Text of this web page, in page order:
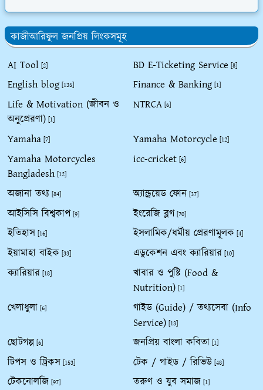
কাজীআরিফুল জনপ্রিয় লিংকসমূহ
AI Tool [2] BD E-Ticketing Service [8]
English blog [135] Finance & Banking [1]
Life & Motivation (জীবন ও
অনুপ্রেরণা) [1]
NTRCA [6]
Yamaha [7] Yamaha Motorcycle [12]
Yamaha Motorcycles
Bangladesh [12]
icc-cricket [6]
অজানা তথ্য [84] অ্যান্ড্রয়েড ফোন [37]
আইসিসি বিশ্বকাপ [9] ইংরেজি ব্লগ [70]
ইতিহাস [16] ইসলামিক/ধর্মীয় প্রেরণামূলক [4]
ইয়ামাহা বাইক [33] এডুকেশন এবং ক্যারিয়ার [10]
ক্যারিয়ার [18]
খাবার ও পুষ্টি (Food &
Nutrition) [1]
খেলাধুলা [6]
গাইড (Guide) / তথ্যসেবা (Info
Service) [13]
ছোটগল্প [6] জনপ্রিয় বাংলা কবিতা [1]
টিপস ও ট্রিকস [153] টেক / গাইড / রিভিউ [48]
টেকনোলজি [97] তরুণ ও যুব সমাজ [1]